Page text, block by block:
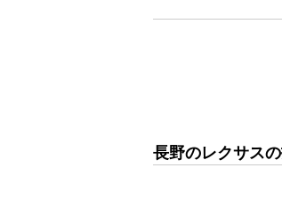
長野のレクサス